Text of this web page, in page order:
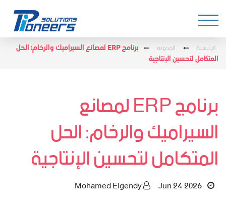
الرئيسية المدونة
برنامج ERP لمصانع السيراميك والرخام: الحل
المتكامل لتحسين الإنتاجية
برنامج ERP لمصانع
السيراميك والرخام: الحل
المتكامل لتحسين الإنتاجية
Jun 24 2026
Mohamed Elgendy